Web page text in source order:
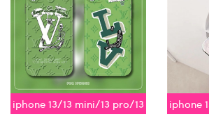
iphone 13/13 mini/13 pro/13
iphone